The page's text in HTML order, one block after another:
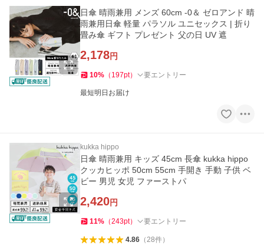
日傘 晴雨兼用 メンズ 60cm -0＆ ゼロアンド 晴
雨兼用日傘 軽量 パラソル ユニセックス | 折り
畳み傘 ギフト プレゼント 父の日 UV 遮
2,178円
10% （ 197pt） 要エントリー
最短明日お届け
kukka hippo
日傘 晴雨兼用 キッズ 45cm 長傘 kukka hippo
クッカヒッポ 50cm 55cm 手開き 手動 子供 ベ
ビー 男児 女児 ファーストパ
2,420円
11% （243pt） 要エントリー
4.86（28件）